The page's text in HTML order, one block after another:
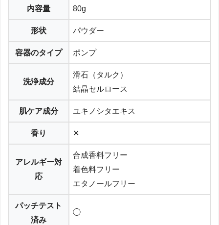
内容量 80g
形状 パウダー
容器のタイプ ポンプ
洗浄成分
滑石（タルク）
結晶セルロース
肌ケア成分 ユキノシタエキス
香り ✕
アレルギー対
応
合成香料フリー
着色料フリー
エタノールフリー
パッチテスト
済み
◯